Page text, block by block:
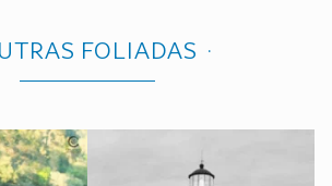
FOLIADAS